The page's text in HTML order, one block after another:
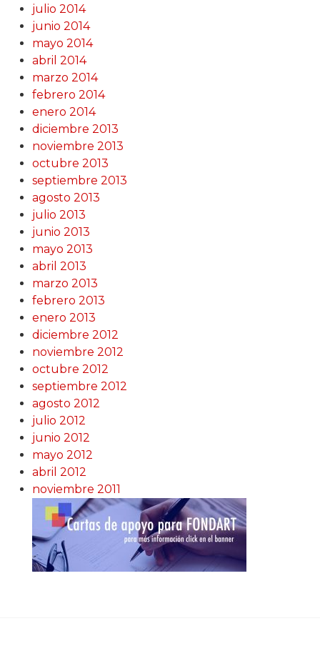
julio 2014
junio 2014
mayo 2014
abril 2014
marzo 2014
febrero 2014
enero 2014
diciembre 2013
noviembre 2013
octubre 2013
septiembre 2013
agosto 2013
julio 2013
junio 2013
mayo 2013
abril 2013
marzo 2013
febrero 2013
enero 2013
diciembre 2012
noviembre 2012
octubre 2012
septiembre 2012
agosto 2012
julio 2012
junio 2012
mayo 2012
abril 2012
noviembre 2011